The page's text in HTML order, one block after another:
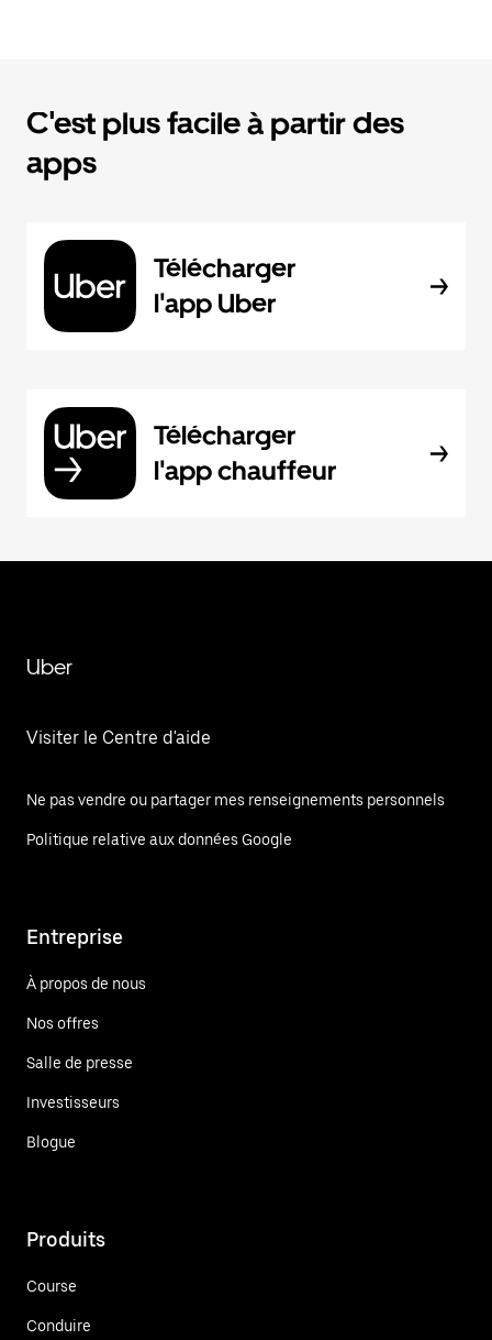
C'est plus facile à partir des
apps
Télécharger
l'app Uber
Télécharger
l'app chauffeur
Uber
Visiter le Centre d'aide
Ne pas vendre ou partager mes renseignements personnels
Politique relative aux données Google
Entreprise
À propos de nous
Nos offres
Salle de presse
Investisseurs
Blogue
Produits
Course
Conduire